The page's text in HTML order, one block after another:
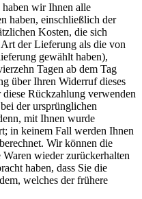
wir Ihnen alle
haben, einschließlich der
Kosten, die sich
Art der Lieferung als die von
gewählt haben),
Tagen ab dem Tag
über Ihren Widerruf dieses
Rückzahlung verwenden
der ursprünglichen
mit Ihnen wurde
in keinem Fall werden Ihnen
Wir können die
wieder zurückerhalten
haben, dass Sie die
welches der frühere